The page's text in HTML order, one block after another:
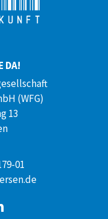
DA!
(WFG)
13
01